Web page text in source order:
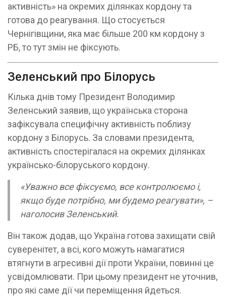
активність» на окремих ділянках кордону та
готова до реагування. Що стосується
Чернігівщини, яка має більше 200 км кордону з
РБ, то тут змін не фіксують.
Зеленський про Білорусь
Кілька днів тому Президент Володимир
Зеленський заявив, що українська сторона
зафіксувала специфічну активність поблизу
кордону з Білорусь. За словами президента,
активність спостерігалася на окремих ділянках
українсько-білоруського кордону.
«Уважно все фіксуємо, все контролюємо і,
якщо буде потрібно, ми будемо реагувати», –
наголосив Зеленський.
Він також додав, що Україна готова захищати свій
суверенітет, а всі, кого можуть намагатися
втягнути в агресивні дії проти України, повинні це
усвідомлювати. При цьому президент не уточнив,
про які саме дії чи переміщення йдеться.